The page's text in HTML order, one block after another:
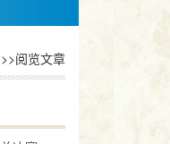
>>阅览文章